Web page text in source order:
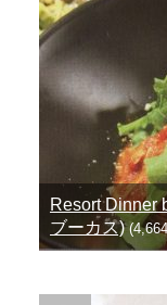
Resort Dinner
ブーカス)